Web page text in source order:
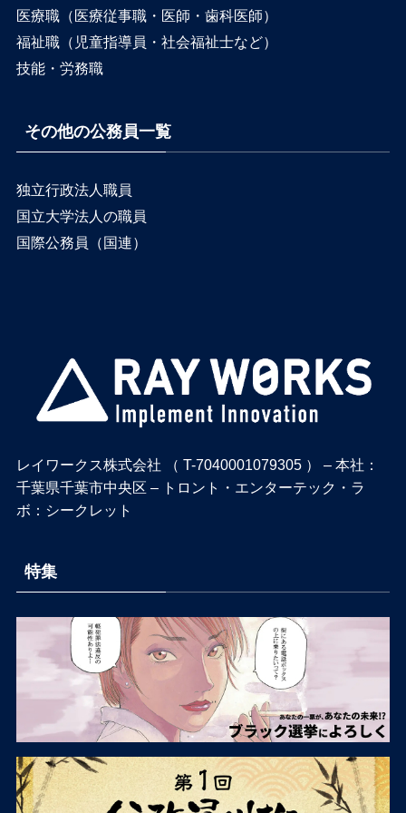
医療職（医療従事職・医師・歯科医師）
福祉職（児童指導員・社会福祉士など）
技能・労務職
その他の公務員一覧
独立行政法人職員
国立大学法人の職員
国際公務員（国連）
レイワークス株式会社 （ T-7040001079305 ） – 本社：
千葉県千葉市中央区 – トロント・エンターテック・ラ
ボ：シークレット
特集